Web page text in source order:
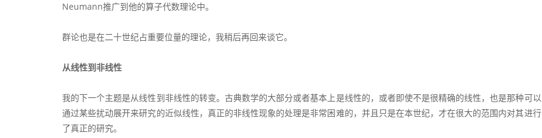
Neumann推广到他的算子代数理论中。
群论也是在二十世纪占重要位量的理论，我稍后再回来谈它。
从线性到非线性
我的下一个主题是从线性到非线性的转变。古典数学的大部分或者基本上是线性的，或者即使不是很精确的线性，也是那种可以
通过某些扰动展开来研究的近似线性，真正的非线性现象的处理是非常困难的，并且只是在本世纪，才在很大的范围内对其进行
了真正的研究。